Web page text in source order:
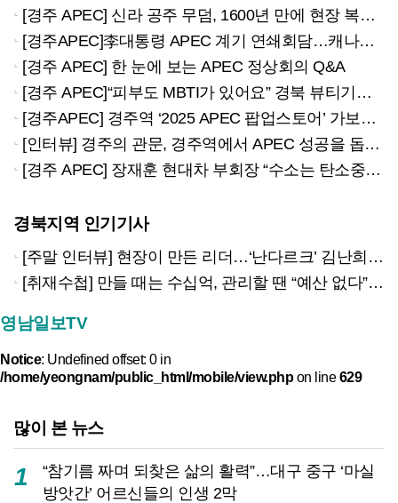
[경주 APEC] 신라 공주 무덤, 1600년 만에 현장 복원···실물 축조 실험 최초 공개
[경주APEC]李대통령 APEC 계기 연쇄회담…캐나다와 공동성명 채택
[경주 APEC] 한 눈에 보는 APEC 정상회의 Q&A
[경주 APEC]“피부도 MBTI가 있어요” 경북 뷰티기업 총출동한 APEC ‘뷰티 파빌리온’ 가보니
[경주APEC] 경주역 ‘2025 APEC 팝업스토어’ 가보니…외국인들 “웰컴 코리아!”에 환호, 굿즈는 연일 완판
[인터뷰] 경주의 관문, 경주역에서 APEC 성공을 돕는 사람들
[경주 APEC] 장재훈 현대차 부회장 “수소는 탄소중립 핵심 축”
경북지역 인기기사
[주말 인터뷰] 현장이 만든 리더…‘난다르크’ 김난희 경산소방서장 “경산 안전 책임지겠습니다”
[취재수첩] 만들 때는 수십억, 관리할 땐 “예산 없다”…울릉군, 이제는 시설물 ‘생애관리’에 답해야
영남일보TV
Notice: Undefined offset: 0 in
/home/yeongnam/public_html/mobile/view.phpon line629
많이 본 뉴스
1
“참기름 짜며 되찾은 삶의 활력”…대구 중구 ‘마실
방앗간’ 어르신들의 인생 2막